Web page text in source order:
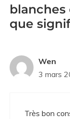
blanches
que
Wen
3 mars
Très bon